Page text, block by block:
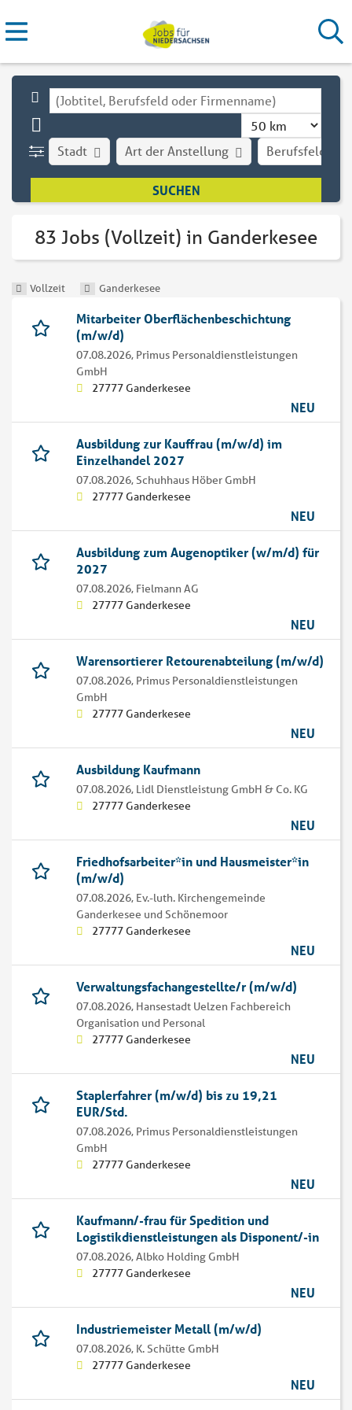
Stadt Art der Anstellung Berufsfeld
83 Jobs (Vollzeit) in Ganderkesee
Vollzeit Ganderkesee
Mitarbeiter Oberflächenbeschichtung
(m/w/d)
07.08.2026, Primus Personaldienstleistungen
GmbH
27777 Ganderkesee
NEU
Ausbildung zur Kauffrau (m/w/d) im
Einzelhandel 2027
07.08.2026,Schuhhaus Höber GmbH
27777 Ganderkesee
NEU
Ausbildung zum Augenoptiker (w/m/d) für
2027
07.08.2026, Fielmann AG
27777 Ganderkesee
NEU
Warensortierer Retourenabteilung (m/w/d)
07.08.2026, Primus Personaldienstleistungen
GmbH
27777 Ganderkesee
NEU
Ausbildung Kaufmann
07.08.2026, Lidl Dienstleistung GmbH & Co. KG
27777 Ganderkesee
NEU
Friedhofsarbeiter*in und Hausmeister*in
(m/w/d)
07.08.2026, Ev.-luth. Kirchengemeinde
Ganderkesee und Schönemoor
27777 Ganderkesee
NEU
Verwaltungsfachangestellte/r (m/w/d)
07.08.2026, Hansestadt Uelzen Fachbereich
Organisation und Personal
27777 Ganderkesee
NEU
Staplerfahrer (m/w/d) bis zu 19,21
EUR/Std.
07.08.2026, Primus Personaldienstleistungen
GmbH
27777 Ganderkesee
NEU
Kaufmann/-frau für Spedition und
Logistikdienstleistungen als Disponent/-in
07.08.2026,Albko Holding GmbH
27777 Ganderkesee
NEU
Industriemeister Metall (m/w/d)
07.08.2026, K. Schütte GmbH
27777 Ganderkesee
NEU